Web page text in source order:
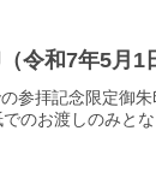
和7年5月1
参拝記念限定御
のお渡しのみと